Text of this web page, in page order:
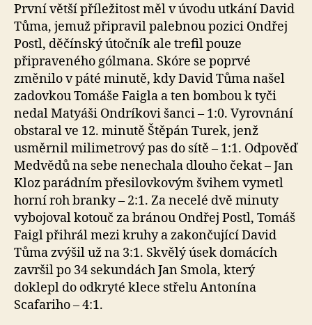
První větší příležitost měl v úvodu utkání David
Tůma, jemuž připravil palebnou pozici Ondřej
Postl, děčínský útočník ale trefil pouze
připraveného gólmana. Skóre se poprvé
změnilo v páté minutě, kdy David Tůma našel
zadovkou Tomáše Faigla a ten bombou k tyči
nedal Matyáši Ondríkovi šanci – 1:0. Vyrovnání
obstaral ve 12. minutě Štěpán Turek, jenž
usměrnil milimetrový pas do sítě – 1:1. Odpověď
Medvědů na sebe nenechala dlouho čekat – Jan
Kloz parádním přesilovkovým švihem vymetl
horní roh branky – 2:1. Za necelé dvě minuty
vybojoval kotouč za bránou Ondřej Postl, Tomáš
Faigl přihrál mezi kruhy a zakončující David
Tůma zvýšil už na 3:1. Skvělý úsek domácích
završil po 34 sekundách Jan Smola, který
doklepl do odkryté klece střelu Antonína
Scafariho – 4:1.